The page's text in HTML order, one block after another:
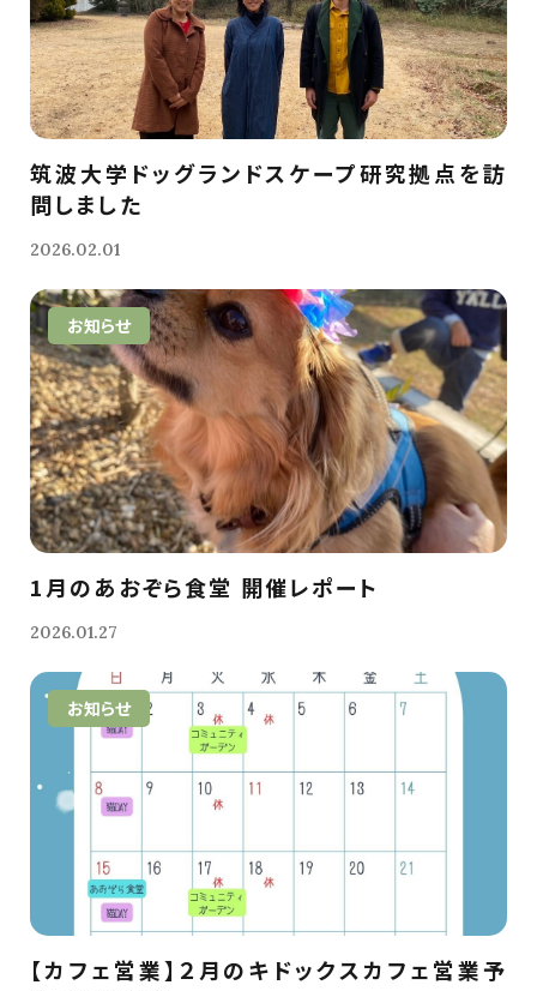
筑波大学ドッグランドスケープ研究拠点を訪
問しました
2026.02.01
お知らせ
1月のあおぞら食堂 開催レポート
2026.01.27
お知らせ
【カフェ営業】２月のキドックスカフェ営業予